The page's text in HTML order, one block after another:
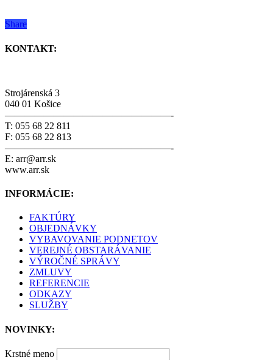
Share
KONTAKT:
Strojárenská 3
040 01 Košice
—————————————————-
T: 055 68 22 811
F: 055 68 22 813
—————————————————-
E: arr@arr.sk
www.arr.sk
INFORMÁCIE:
FAKTÚRY
OBJEDNÁVKY
VYBAVOVANIE PODNETOV
VEREJNÉ OBSTARÁVANIE
VÝROČNÉ SPRÁVY
ZMLUVY
REFERENCIE
ODKAZY
SLUŽBY
NOVINKY:
Krstné meno